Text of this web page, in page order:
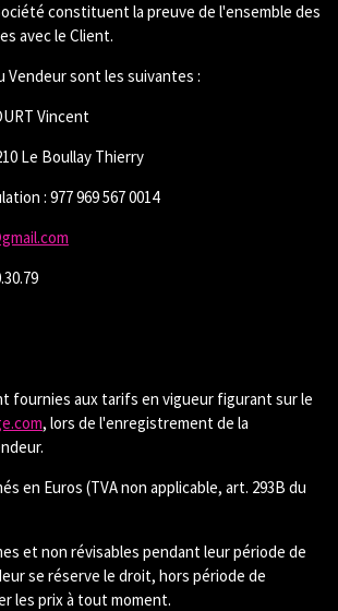
constituent la preuve de l'ensemble des
avec le Client.
Vendeur sont les suivantes :
Vincent
Le Boullay Thierry
: 977 969 567 0014
fournies aux tarifs en vigueur figurant sur le
, lors de l'enregistrement de la
en Euros (TVA non applicable, art. 293B du
et non révisables pendant leur période de
se réserve le droit, hors période de
les prix à tout moment.